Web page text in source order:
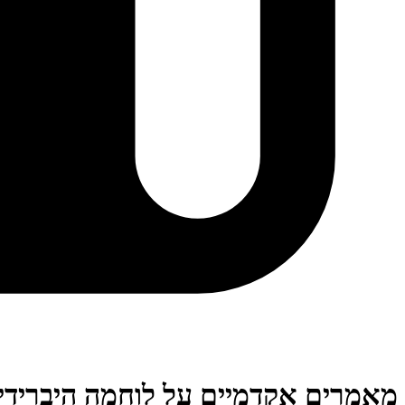
מאמרים אקדמיים על לוחמה